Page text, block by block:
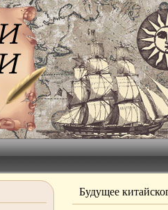
Будущее